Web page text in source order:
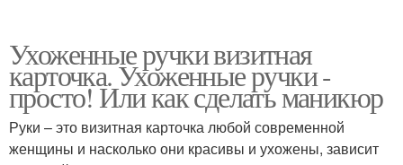
Ухоженные ручки визитная
карточка. Ухоженные ручки -
просто! Или как сделать маникюр
Руки – это визитная карточка любой современной
женщины и насколько они красивы и ухожены, зависит